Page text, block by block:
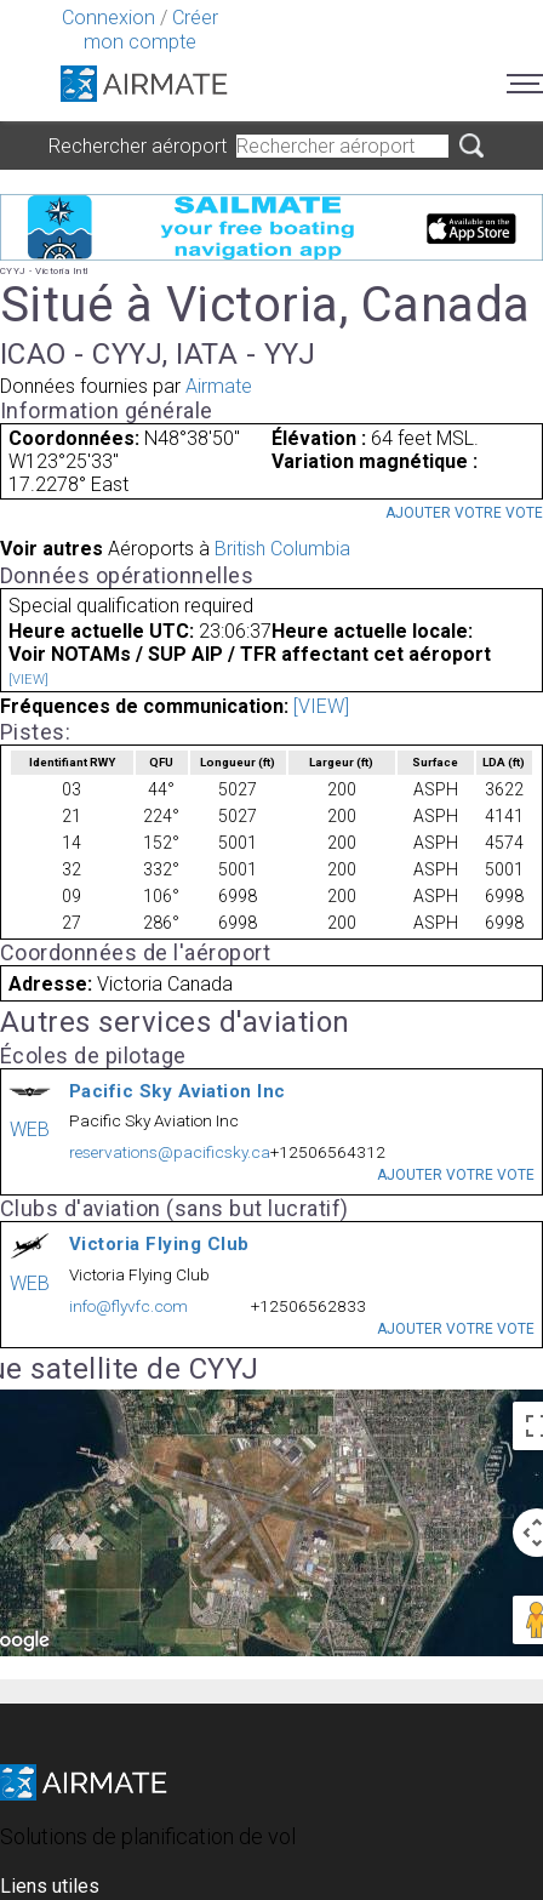
Connexion / Créer
mon compte
Rechercher aéroport
CYYJ - Victoria Intl
Situé à Victoria, Canada
ICAO - CYYJ, IATA - YYJ
Données fournies par Airmate
Information générale
Coordonnées: N48°38'50"
W123°25'33"
Élévation : 64 feet MSL.
Variation magnétique :
17.2278° East
AJOUTER VOTRE VOTE
Voir autres Aéroports à British Columbia
Données opérationnelles
Special qualification required
Heure actuelle UTC: 23:06:37 Heure actuelle locale:
Voir NOTAMs / SUP AIP / TFR affectant cet aéroport
[VIEW]
Fréquences de communication: [VIEW]
Pistes:
Identifiant RWY QFU Longueur(ft) Largeur(ft) Surface LDA(ft)
03 44° 5027 200 ASPH
3622
21
224° 5027 200 ASPH
4141
14
152° 5001 200 ASPH
4574
32
332° 5001 200 ASPH
5001
09
106° 6998 200 ASPH
6998
27
286° 6998 200 ASPH 6998
Coordonnées de l'aéroport
Adresse: Victoria Canada
Autres services d'aviation
Écoles de pilotage
WEB
Pacific Sky Aviation Inc
Pacific Sky Aviation Inc
reservations@pacificsky.ca+12506564312
AJOUTER VOTRE VOTE
Clubs d'aviation (sans but lucratif)
WEB
Victoria Flying Club
Victoria Flying Club
info@flyvfc.com
+12506562833
AJOUTER VOTRE VOTE
satellite de CYYJ
Solutions de planification de vol
Liens utiles